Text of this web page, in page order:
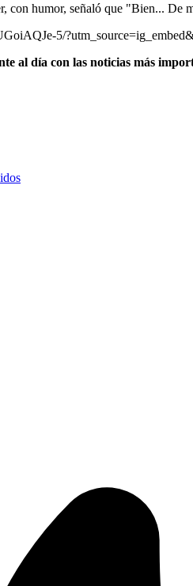
con humor, señaló que "Bien... De
5/
al día con las noticias más